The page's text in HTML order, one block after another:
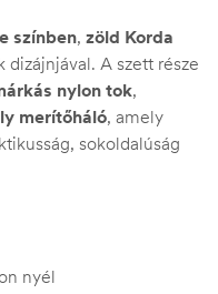
színben, zöld Korda
dizájnjával. A szett része
nylon tok,
merítőháló, amely
sokoldalúság
nyél